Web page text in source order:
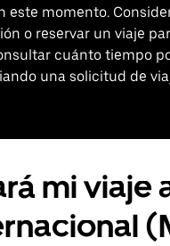
este momento.
o reservar un viaje
cuánto tiempo
una solicitud de
mi